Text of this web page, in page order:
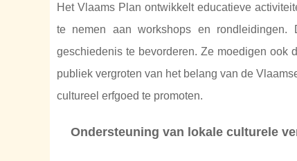
Het Vlaams Plan ontwikkelt educatieve
te nemen aan workshops en
geschiedenis te bevorderen. Ze moedigen ook
publiek vergroten van het belang van de
cultureel erfgoed te promoten.
Ondersteuning van lokale culturele